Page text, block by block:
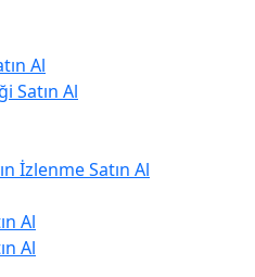
Al
Satın Al
İzlenme Satın Al
Al
Al